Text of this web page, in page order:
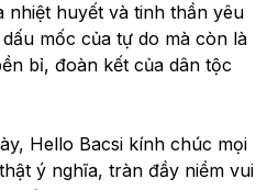
nhiệt huyết và tinh thần yêu
mốc của tự do mà còn là
bỉ, đoàn kết của dân tộc
Hello Bacsi kính chúc mọi
ý nghĩa, tràn đầy niềm vui